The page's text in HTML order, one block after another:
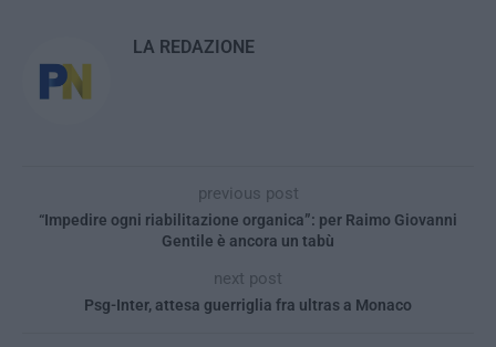
LA REDAZIONE
previous post
“Impedire ogni riabilitazione organica”: per Raimo Giovanni
Gentile è ancora un tabù
next post
Psg-Inter, attesa guerriglia fra ultras a Monaco